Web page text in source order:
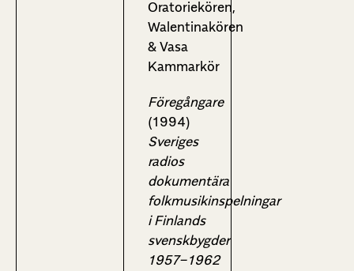
Oratoriekören,
Walentinakören
& Vasa
Kammarkör
Föregångare
(1994)
Sveriges
radios
dokumentära
folkmusikinspelningar
i Finlands
svenskbygder
1957−1962